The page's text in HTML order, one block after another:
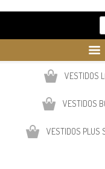
VESTIDOS
VESTIDOS
VESTIDOS PLUS